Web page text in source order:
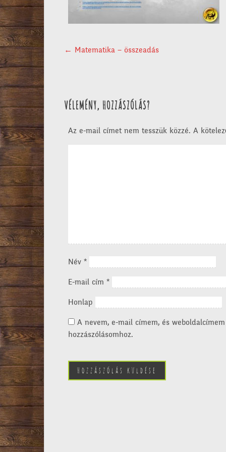
POST NAVIGATION
← Matematika – összeadás
VÉLEMÉNY, HOZZÁSZÓLÁS?
Az e-mail címet nem tesszük közzé. A
Név *
E-mail cím *
Honlap
A nevem, e-mail címem, és
hozzászólásomhoz.